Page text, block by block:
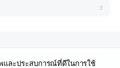
และประสบการณ์ที่ดีในการใช้